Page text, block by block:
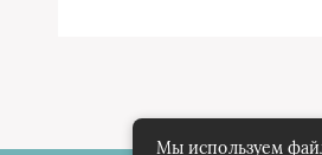
Мы используем